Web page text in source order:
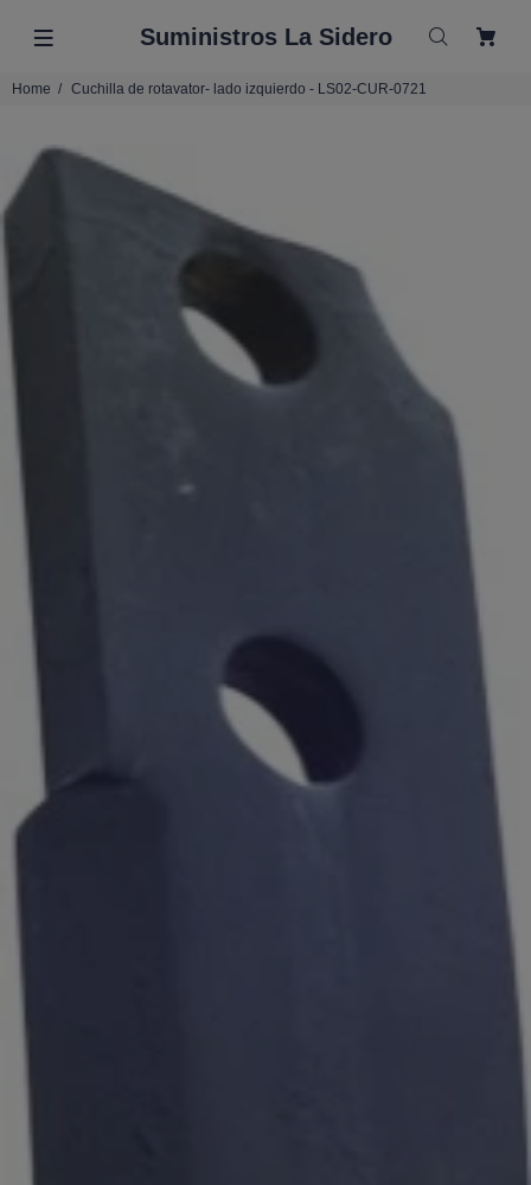
Suministros La Sidero
Home Cuchilla de rotavator- lado izquierdo - LS02-CUR-0721